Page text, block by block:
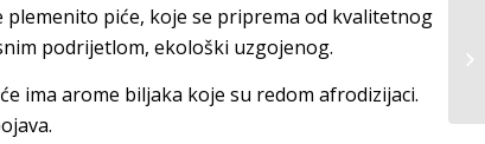
plemenito piće, koje se priprema od kvalitetnog
podrijetlom, ekološki uzgojenog.
ima arome biljaka koje su redom afrodizijaci.